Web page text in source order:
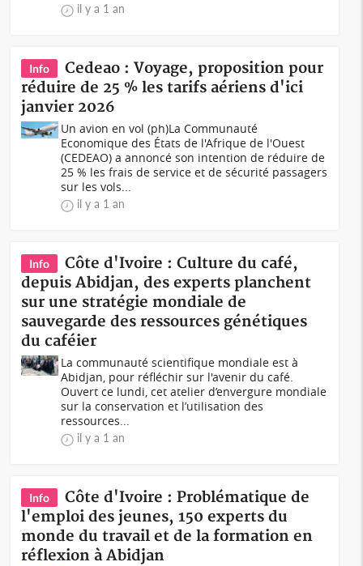
il y a 1 an
Info
Cedeao : Voyage, proposition pour
réduire de 25 % les tarifs aériens d'ici
janvier 2026
Un avion en vol (ph)La Communauté
Economique des États de l'Afrique de l'Ouest
(CEDEAO) a annoncé son intention de réduire de
25 % les frais de service et de sécurité passagers
sur les vols...
il y a 1 an
Info
Côte d'Ivoire : Culture du café,
depuis Abidjan, des experts planchent
sur une stratégie mondiale de
sauvegarde des ressources génétiques
du caféier
La communauté scientifique mondiale est à
Abidjan, pour réfléchir sur l'avenir du café.
Ouvert ce lundi, cet atelier d’envergure mondiale
sur la conservation et l’utilisation des
ressources...
il y a 1 an
Info
Côte d'Ivoire : Problématique de
l'emploi des jeunes, 150 experts du
monde du travail et de la formation en
réflexion à Abidjan